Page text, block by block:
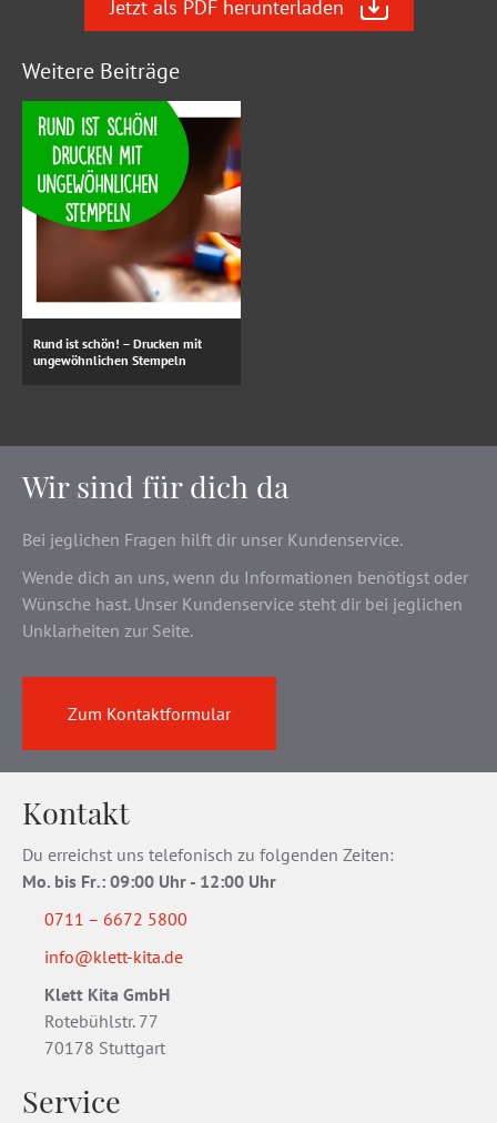
Jetzt als PDF herunterladen
Weitere Beiträge
Rund ist schön! – Drucken mit
ungewöhnlichen Stempeln
Wir sind für dich da
Bei jeglichen Fragen hilft dir unser Kundenservice.
Wende dich an uns, wenn du Informationen benötigst oder
Wünsche hast. Unser Kundenservice steht dir bei jeglichen
Unklarheiten zur Seite.
Zum Kontaktformular
Kontakt
Du erreichst uns telefonisch zu folgenden Zeiten:
Mo. bis Fr.: 09:00 Uhr - 12:00 Uhr
0711 – 6672 5800
info@klett-kita.de
Klett Kita GmbH
Rotebühlstr. 77
70178 Stuttgart
Service